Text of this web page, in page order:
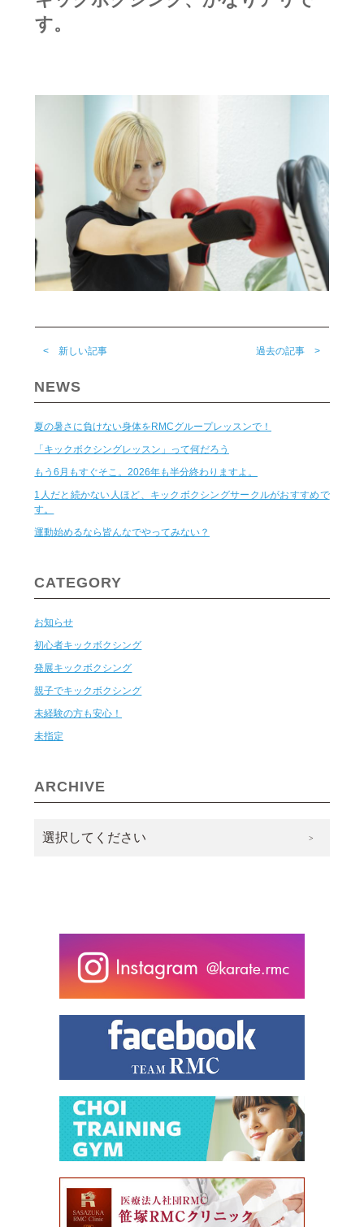
す。
< 新しい記事 過去の記事 >
NEWS
夏の暑さに負けない身体をRMCグループレッスンで！
「キックボクシングレッスン」って何だろう
もう6月もすぐそこ。2026年も半分終わりますよ。
1人だと続かない人ほど、キックボクシングサークルがおすすめで
す。
運動始めるなら皆んなでやってみない？
CATEGORY
お知らせ
初心者キックボクシング
発展キックボクシング
親子でキックボクシング
未経験の方も安心！
未指定
ARCHIVE